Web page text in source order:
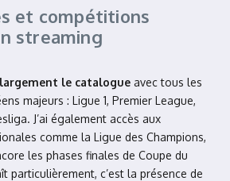
et compétitions
streaming
le catalogue avec tous les
majeurs : Ligue 1, Premier League,
J’ai également accès aux
comme la Ligue des Champions,
les phases finales de Coupe du
particulièrement, c’est la présence de